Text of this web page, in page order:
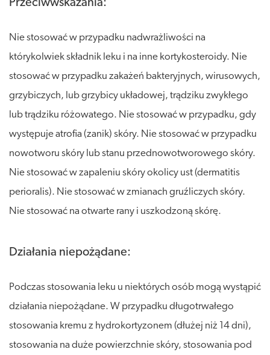
Przeciwwskazania:
Nie stosować w przypadku nadwrażliwości na
którykolwiek składnik leku i na inne kortykosteroidy. Nie
stosować w przypadku zakażeń bakteryjnych, wirusowych,
grzybiczych, lub grzybicy układowej, trądziku zwykłego
lub trądziku różowatego. Nie stosować w przypadku, gdy
występuje atrofia (zanik) skóry. Nie stosować w przypadku
nowotworu skóry lub stanu przednowotworowego skóry.
Nie stosować w zapaleniu skóry okolicy ust (dermatitis
perioralis). Nie stosować w zmianach gruźliczych skóry.
Nie stosować na otwarte rany i uszkodzoną skórę.
Działania niepożądane:
Podczas stosowania leku u niektórych osób mogą wystąpić
działania niepożądane. W przypadku długotrwałego
stosowania kremu z hydrokortyzonem (dłużej niż 14 dni),
stosowania na duże powierzchnie skóry, stosowania pod